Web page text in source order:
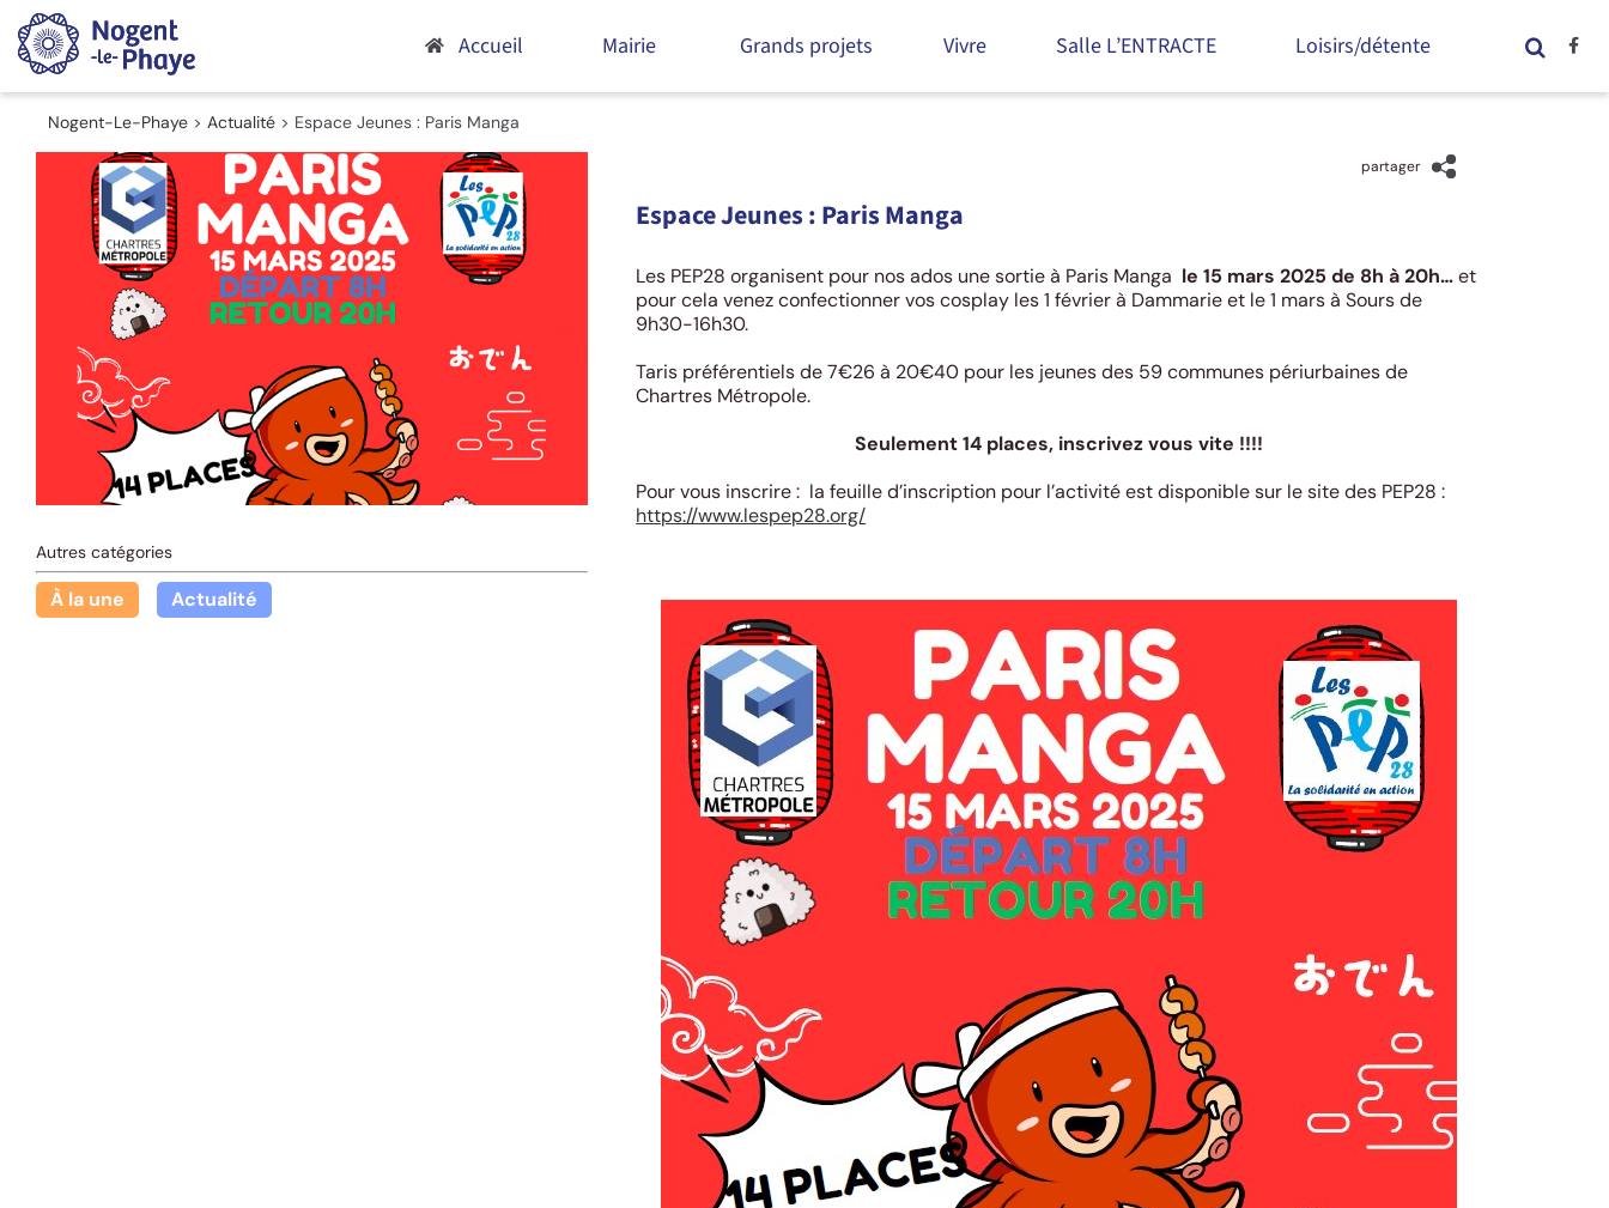
Passer
au
contenu
Accueil Mairie Grands projets Vivre Salle L’ENTRACTE Loisirs/détente
Nogent-Le-Phaye > Actualité > Espace Jeunes : Paris Manga
l'image
agrandie
Autres catégories
À la une Actualité
partager
Espace Jeunes : Paris Manga
Les PEP28 organisent pour nos ados une sortie à Paris Manga le 15 mars 2025 de 8h à 20h…et
pour cela venez confectionner vos cosplay les 1 février à Dammarie et le 1 mars à Sours de
9h30-16h30.
Taris préférentiels de 7€26 à 20€40 pour les jeunes des 59 communes périurbaines de
Chartres Métropole.
Seulement 14 places, inscrivez vous vite !!!!
Pour vous inscrire : la feuille d’inscription pour l’activité est disponible sur le site des PEP28 :
https://www.lespep28.org/